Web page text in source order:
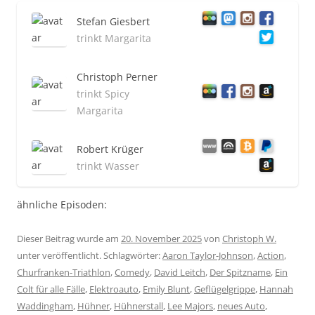
Stefan Giesbert
trinkt Margarita
Christoph Perner
trinkt Spicy
Margarita
Robert Krüger
trinkt Wasser
ähnliche Episoden:
Dieser Beitrag wurde am 20. November 2025von Christoph W.
unter veröffentlicht. Schlagwörter:Aaron Taylor-Johnson,Action,
Churfranken-Triathlon,Comedy, David Leitch, Der Spitzname, Ein
Colt für alle Fälle, Elektroauto, Emily Blunt,Geflügelgrippe, Hannah
Waddingham, Hühner, Hühnerstall, Lee Majors, neues Auto,